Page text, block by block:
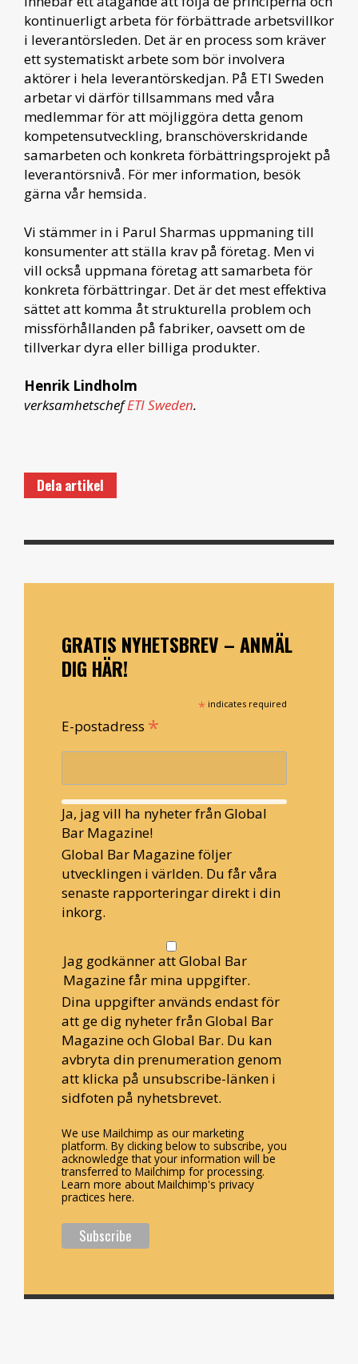
kontinuerligt arbeta för förbättrade arbetsvillkor
i leverantörsleden. Det är en process som kräver
ett systematiskt arbete som bör involvera
aktörer i hela leverantörskedjan. På ETI Sweden
arbetar vi därför tillsammans med våra
medlemmar för att möjliggöra detta genom
kompetensutveckling, branschöverskridande
samarbeten och konkreta förbättringsprojekt på
leverantörsnivå. För mer information, besök
gärna vår hemsida.
Vi stämmer in i Parul Sharmas uppmaning till
konsumenter att ställa krav på företag. Men vi
vill också uppmana företag att samarbeta för
konkreta förbättringar. Det är det mest effektiva
sättet att komma åt strukturella problem och
missförhållanden på fabriker, oavsett om de
tillverkar dyra eller billiga produkter.
Henrik Lindholm
verksamhetschefETI Sweden.
Dela artikel
GRATIS NYHETSBREV – ANMÄL
DIG HÄR!
* indicates required
E-postadress *
Ja, jag vill ha nyheter från Global
Bar Magazine!
Global Bar Magazine följer
utvecklingen i världen. Du får våra
senaste rapporteringar direkt i din
inkorg.
Jag godkänner att Global Bar
Magazine får mina uppgifter.
Dina uppgifter används endast för
att ge dig nyheter från Global Bar
Magazine och Global Bar. Du kan
avbryta din prenumeration genom
att klicka på unsubscribe-länken i
sidfoten på nyhetsbrevet.
We use Mailchimp as our marketing
platform. By clicking below to subscribe, you
acknowledge that your information will be
transferred to Mailchimp for processing.
Learn more about Mailchimp's privacy
practices here.